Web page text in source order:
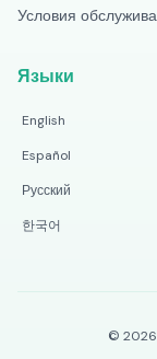
Условия
Языки
English
Español
Русский
한국어
© 2026